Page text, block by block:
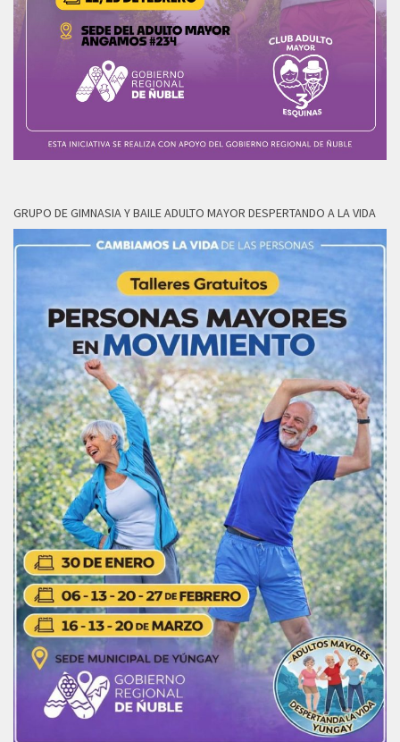
GRUPO DE GIMNASIA Y BAILE ADULTO MAYOR DESPERTANDO A LA VIDA